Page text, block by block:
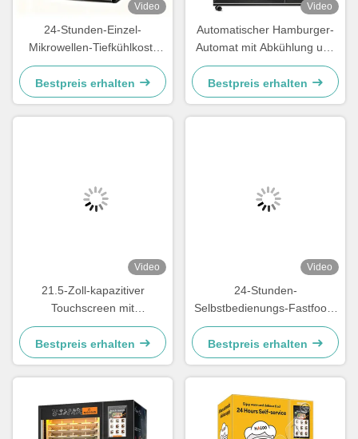
Video
24-Stunden-Einzel-
Mikrowellen-Tiefkühlkost-
Verkaufsautomat,
ausgestattet mit einem 49-
Zoll-Großbildschirm und
SDK-Funktion
Bestpreis erhalten
Video
Automatischer Hamburger-
Automat mit Abkühlung und
Heizung
Bestpreis erhalten
Video
21.5-Zoll-kapazitiver
Touchscreen mit
Stahltürrahmen für
Heizmaschine mit
Heizfunktion
Bestpreis erhalten
Video
24-Stunden-
Selbstbedienungs-Fastfood-
Lunchbox-Automaten mit
Stahltürrahmen und
doppelter
Mikrowellenheizung
Bestpreis erhalten